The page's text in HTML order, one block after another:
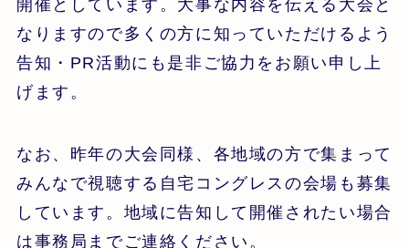
開催としています。大事な内容を伝える大会と
なりますので多くの方に知っていただけるよう
告知・PR活動にも是非ご協力をお願い申し上
げます。
なお、昨年の大会同様、各地域の方で集まって
みんなで視聴する自宅コングレスの会場も募集
しています。地域に告知して開催されたい場合
は事務局までご連絡ください。